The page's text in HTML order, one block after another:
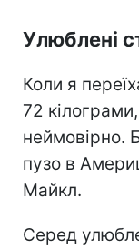
Улюблені
Коли я
72
неймовірно.
пузо в
Майкл.
Серед